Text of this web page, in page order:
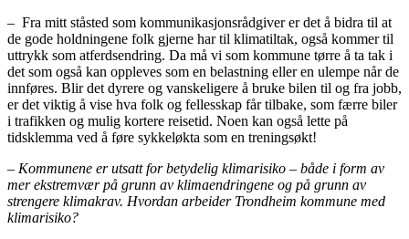
– Fra mitt ståsted som kommunikasjonsrådgiver er det å bidra til at
de gode holdningene folk gjerne har til klimatiltak, også kommer til
uttrykk som atferdsendring. Da må vi som kommune tørre å ta tak i
det som også kan oppleves som en belastning eller en ulempe når de
innføres. Blir det dyrere og vanskeligere å bruke bilen til og fra jobb,
er det viktig å vise hva folk og fellesskap får tilbake, som færre biler
i trafikken og mulig kortere reisetid. Noen kan også lette på
tidsklemma ved å føre sykkeløkta som en treningsøkt!
– Kommunene er utsatt for betydelig klimarisiko – både i form av
mer ekstremvær på grunn av klimaendringene og på grunn av
strengere klimakrav. Hvordan arbeider Trondheim kommune med
klimarisiko?